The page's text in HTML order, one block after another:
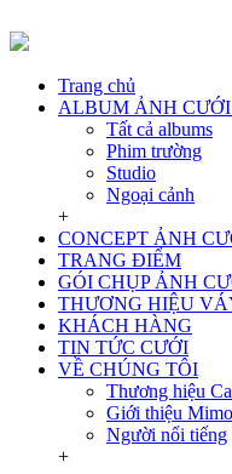
Trang chủ
ALBUM ẢNH
Tất cả albums
Phim trường
Studio
Ngoại cảnh
+
CONCEPT ẢNH
TRANG ĐIỂM
GÓI CHỤP ẢNH
THƯƠNG HIỆU
KHÁCH HÀNG
TIN TỨC CƯỚI
VỀ CHÚNG TÔI
Thương hiệu
Giới thiệu
Người nổi tiếng
+